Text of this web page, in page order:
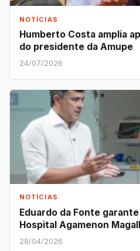
NOTÍCIAS
Humberto Costa amplia
do presidente da Amupe
24/07/2026
NOTÍCIAS
Eduardo da Fonte
Hospital Agamenon
28/04/2026